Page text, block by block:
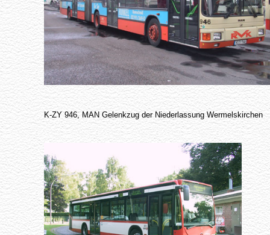
K-ZY 946, MAN Gelenkzug der Niederlassung Wermelskirchen